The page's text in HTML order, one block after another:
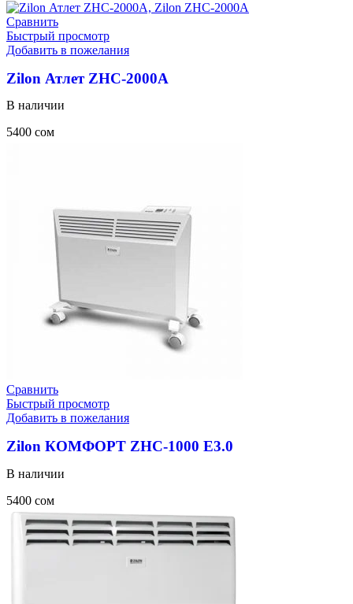
Сравнить
Быстрый просмотр
Добавить в пожелания
Zilon Атлет ZHC-2000A
В наличии
5400 сом
Сравнить
Быстрый просмотр
Добавить в пожелания
Zilon КОМФОРТ ZHC-1000 E3.0
В наличии
5400 сом